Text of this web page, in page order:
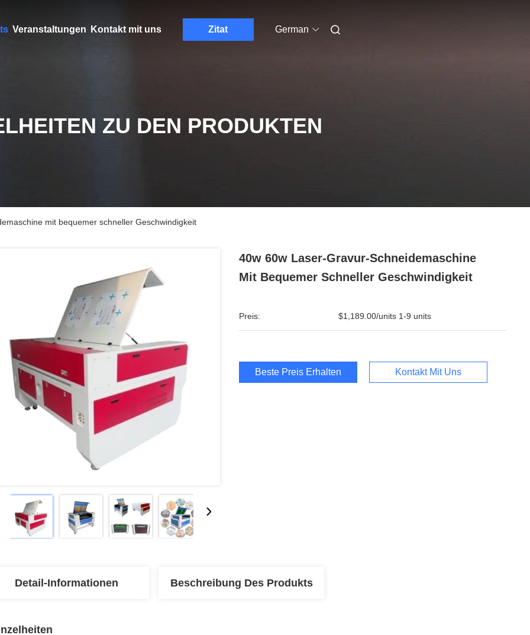
Veranstaltungen Kontakt mit uns Zitat German
ZU DEN PRODUKTEN
mit bequemer schneller Geschwindigkeit
40w 60w Laser-Gravur-Schneidemaschine
Mit Bequemer Schneller Geschwindigkeit
Preis: $1,189.00/units 1-9 units
Beste Preis Erhalten Kontakt Mit Uns
Detail-Informationen Beschreibung Des Produkts